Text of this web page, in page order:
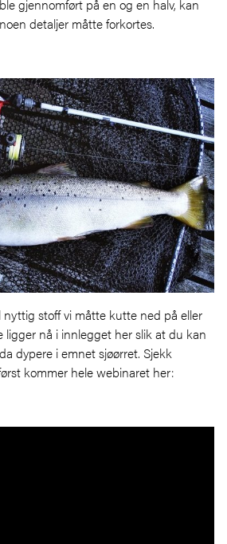
gjennomført på en og en halv, kan
detaljer måtte forkortes.
nyttig stoff vi måtte kutte ned på eller
ligger nå i innlegget her slik at du kan
dypere i emnet sjøørret. Sjekk
kommer hele webinaret her: